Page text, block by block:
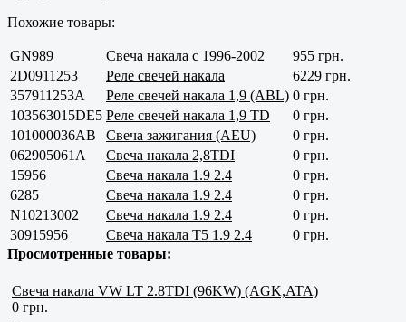
Похожие товары:
GN989 Свеча накала с 1996-2002
955 грн.
2D0911253
Реле свечей накала
6229 грн.
357911253A
Реле свечей накала 1,9 (ABL) 0 грн.
103563015DE5 Реле свечей накала 1,9 TD
0 грн.
101000036AB
Свеча зажигания (AEU)
0 грн.
062905061A
Свеча накала 2,8TDI
0 грн.
15956
Свеча накала 1.9 2.4
0 грн.
6285
Свеча накала 1.9 2.4
0 грн.
N10213002
Свеча накала 1.9 2.4
0 грн.
30915956
Свеча накала Т5 1.9 2.4
0 грн.
Просмотренные товары:
Свеча накала VW LT 2.8TDI (96KW) (AGK,ATA)
0 грн.